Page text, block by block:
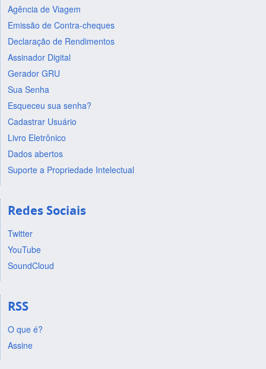
Agência de Viagem
Emissão de Contra-cheques
Declaração de Rendimentos
Assinador Digital
Gerador GRU
Sua Senha
Esqueceu sua senha?
Cadastrar Usuário
Livro Eletrônico
Dados abertos
Suporte a Propriedade Intelectual
Redes Sociais
Twitter
YouTube
SoundCloud
RSS
O que é?
Assine